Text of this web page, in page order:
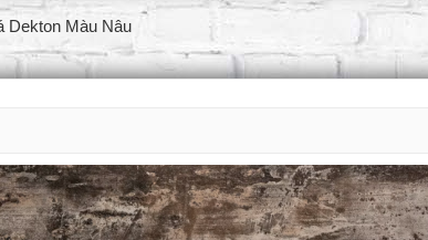
Dekton Màu Nâu